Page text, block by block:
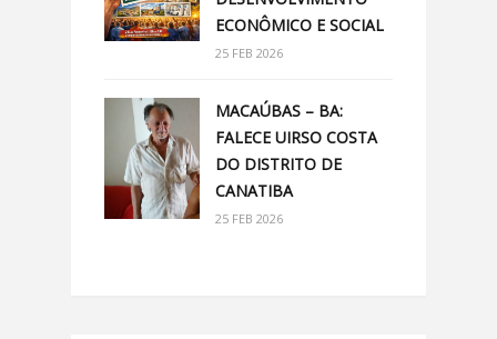
ECONÔMICO E SOCIAL
25 FEB 2026
MACAÚBAS – BA:
FALECE UIRSO COSTA
DO DISTRITO DE
CANATIBA
25 FEB 2026